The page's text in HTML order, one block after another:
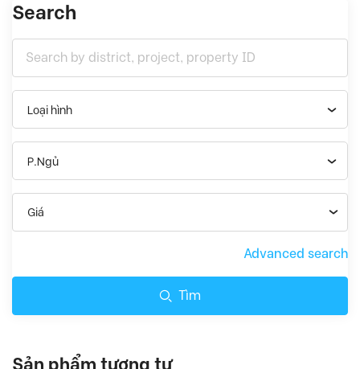
Search
Loại hình
P.Ngủ
Giá
Advanced search
Tìm
Sản phẩm tương tự